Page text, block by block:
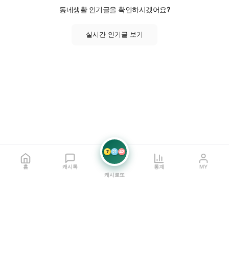
동네생활 인기글을 확인하시겠어요?
실시간 인기글 보기
홈 캐시톡
7 21 42
캐시로또
통계 MY